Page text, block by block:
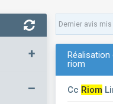
+
–
riom
Cc Riom